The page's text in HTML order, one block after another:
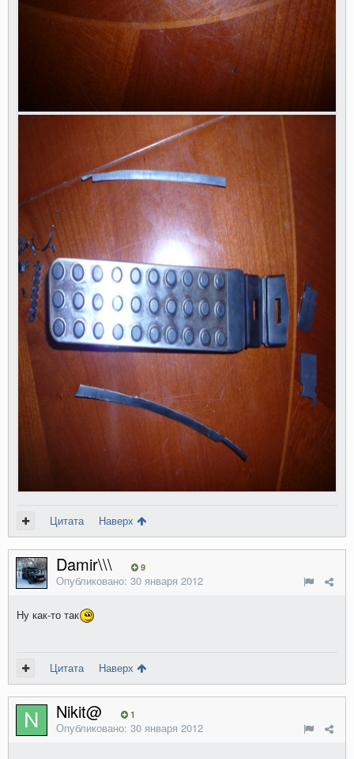
Цитата Наверх
Damir\\\ 9
Опубликовано: 30 января 2012
Ну как-то так
Цитата Наверх
Nikit@ 1
Опубликовано: 30 января 2012